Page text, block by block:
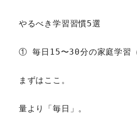
やるべき学習習慣5選
① 毎日15〜30分の家庭学習（
まずはここ。
量より「毎日」。